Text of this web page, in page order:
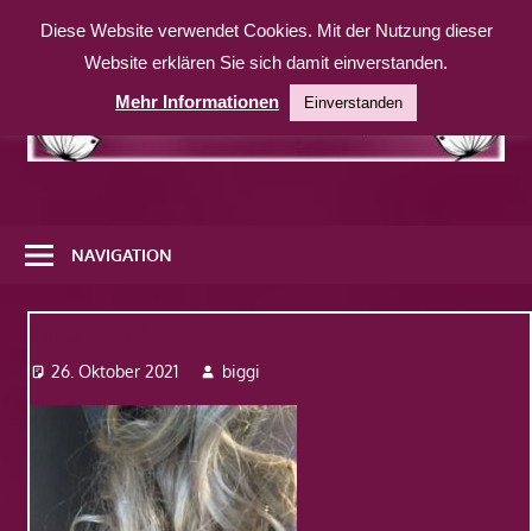
Inhalt
weitere
Website
NAVIGATION
26. Oktober 2021 biggi
Diese Website verwendet Cookies. Mit der Nutzung dieser
Website erklären Sie sich damit einverstanden.
Mehr Informationen
Einverstanden